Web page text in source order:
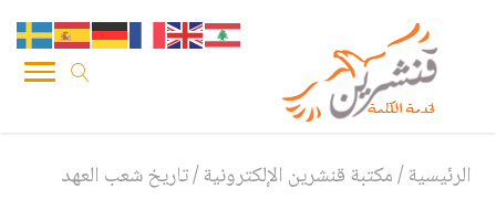
الرئيسية/مكتبة قنشرين الإلكترونية/تاريخ شعب العهد